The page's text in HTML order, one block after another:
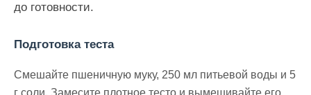
до готовности.
Подготовка теста
Смешайте пшеничную муку, 250 мл питьевой воды и 5
г соли. Замесите плотное тесто и вымешивайте его